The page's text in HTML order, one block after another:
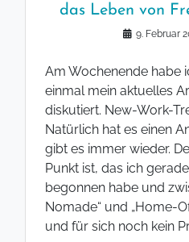
das Leben von
9. Februar
Am Wochenende habe
einmal mein aktuelles
diskutiert. New-Work-
Natürlich hat es einen
gibt es immer wieder.
Punkt ist, das ich
begonnen habe und
Nomade“ und „Home-
und für sich noch kein